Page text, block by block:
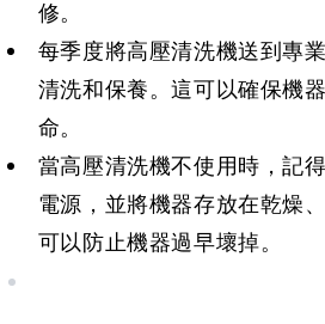
每季度將高壓清洗機送到專
清洗和保養。這可以確保機
當高壓清洗機不使用時，記
電源，並將機器存放在乾燥